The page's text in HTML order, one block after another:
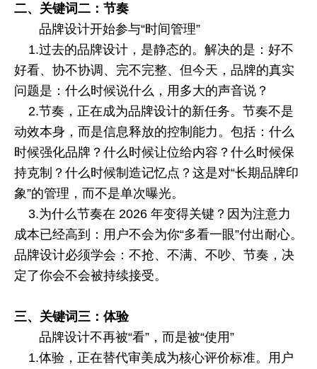
二、关键词二：节奏
品牌设计开始参与“时间管理”
1.过去的品牌设计，是静态的。解决的是：好不
好看、协不协调、完不完整、但今天，品牌的真实
问题是：什么时候说什么，用多大的声音说？
2.节奏，正在成为品牌设计的新任务。节奏不是
动效本身，而是信息释放的控制能力。包括：什么
时候强化品牌？什么时候让位给内容？什么时候保
持克制？什么时候制造记忆点？这是对“长期品牌印
象”的管理，而不是单次曝光。
3.为什么节奏在 2026 年变得关键？因为注意力
成本已经高到：用户不会为你“多看一眼”付出耐心。
品牌设计必须学会：不抢、不满、不吵、节奏，决
定了你会不会被持续接受。
三、关键词三：体验
品牌设计不再被“看”，而是被“使用”
1.体验，正在替代审美成为核心评价标准。用户